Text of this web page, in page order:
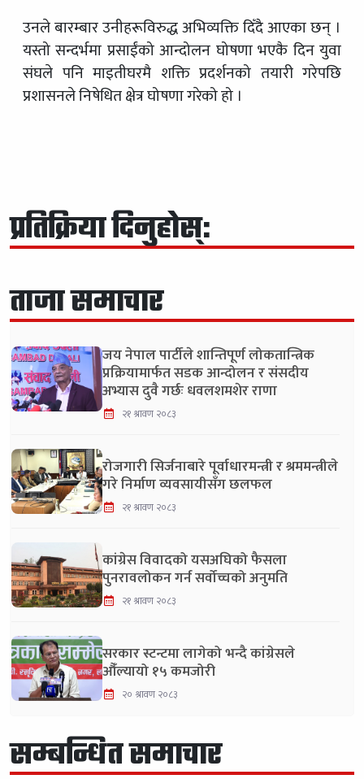
उनले बारम्बार उनीहरूविरुद्ध अभिव्यक्ति दिँदै आएका छन् ।
यस्तो सन्दर्भमा प्रसाईंको आन्दोलन घोषणा भएकै दिन युवा
संघले पनि माइतीघरमै शक्ति प्रदर्शनको तयारी गरेपछि
प्रशासनले निषेधित क्षेत्र घोषणा गरेको हो ।
प्रतिक्रिया दिनुहोस्:
ताजा समाचार
जय नेपाल पार्टीले शान्तिपूर्ण लोकतान्त्रिक
प्रक्रियामार्फत सडक आन्दोलन र संसदीय
अभ्यास दुवै गर्छः धवलशमशेर राणा
२१ श्रावण २०८३
रोजगारी सिर्जनाबारे पूर्वाधारमन्त्री र श्रममन्त्रीले
गरे निर्माण व्यवसायीसँग छलफल
२१ श्रावण २०८३
कांग्रेस विवादको यसअघिको फैसला
पुनरावलोकन गर्न सर्वोच्चको अनुमति
२१ श्रावण २०८३
सरकार स्टन्टमा लागेको भन्दै कांग्रेसले
औँल्यायो १५ कमजोरी
२० श्रावण २०८३
सम्बन्धित समाचार